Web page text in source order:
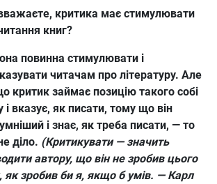
критика має стимулювати
книг?
повинна стимулювати і
читачам про літературу. Але
критик займає позицію такого собі
і вказує, як писати, тому що він
і знає, як треба писати, — то
діло. (Критикувати — значить
автору, що він не зробив цього
як зробив би я, якщо б умів. — Карл